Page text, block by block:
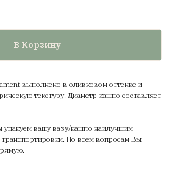
В Корзину
выполнено в оливковом оттенке и
текстуру. Диаметр кашпо составляет
упакуем вашу вазу/кашпо наилучшим
По всем вопросам Вы